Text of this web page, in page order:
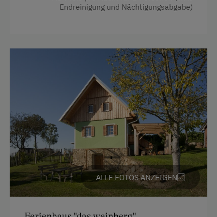
Frühstück vom Buffett
Transfer Bahnhof
Internet
Kostenloses Internet
WiFi
Freizeitaktivitäten am Betrieb und in der
Umgebung
Heizung
Reinigungsausstattung in der Wohnung
Wasserkocher
Bademantel
Küche
Küchenausstattung
Kühlschrank
Endreinigung und Nächtigungsabgabe)
ALLE FOTOS ANZEIGEN